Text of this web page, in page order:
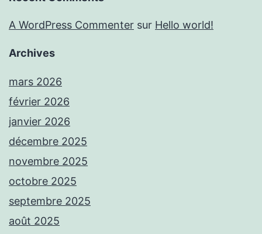
A WordPress Commenter sur Hello world!
Archives
mars 2026
février 2026
janvier 2026
décembre 2025
novembre 2025
octobre 2025
septembre 2025
août 2025